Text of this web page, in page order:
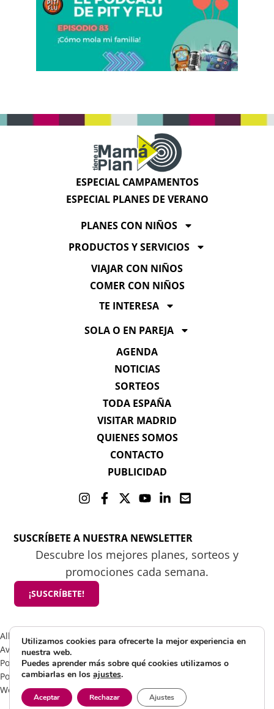
ESPECIAL CAMPAMENTOS
ESPECIAL PLANES DE VERANO
PLANES CON NIÑOS
PRODUCTOS Y SERVICIOS
VIAJAR CON NIÑOS
COMER CON NIÑOS
TE INTERESA
SOLA O EN PAREJA
AGENDA
NOTICIAS
SORTEOS
TODA ESPAÑA
VISITAR MADRID
QUIENES SOMOS
CONTACTO
PUBLICIDAD
SUSCRÍBETE A NUESTRA NEWSLETTER
Descubre los mejores planes, sorteos y
promociones cada semana.
¡SUSCRÍBETE!
All rights reserved 2025 ©Mamá tiene un plan
Aviso Legal
Política de Cookies
Política de Privacidad
Web by Visible Marketing
Utilizamos cookies para ofrecerte la mejor experiencia en
nuestra web.
Puedes aprender más sobre qué cookies utilizamos o
cambiarlas en los ajustes.
Aceptar Rechazar Ajustes